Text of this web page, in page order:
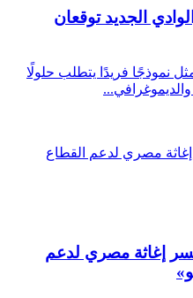
الجديد توقعان
نموذجًا فريدًا يتطلب حلولًا
إغاثة مصري لدعم